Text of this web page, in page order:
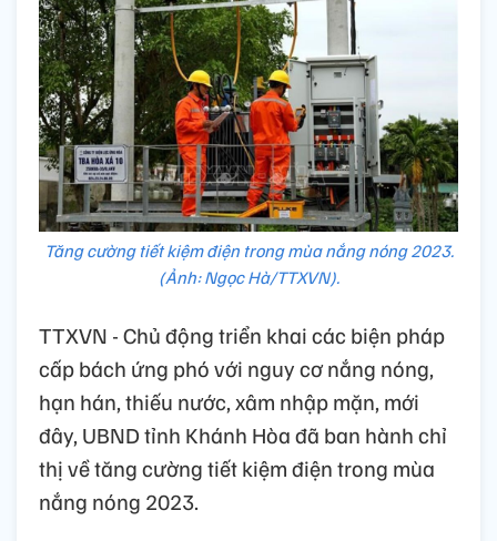
Tăng cường tiết kiệm điện trong mùa nắng nóng 2023.
(Ảnh: Ngọc Hà/TTXVN).
TTXVN - Chủ động triển khai các biện pháp
cấp bách ứng phó với nguy cơ nắng nóng,
hạn hán, thiếu nước, xâm nhập mặn, mới
đây, UBND tỉnh Khánh Hòa đã ban hành chỉ
thị về tăng cường tiết kiệm điện trong mùa
nắng nóng 2023.